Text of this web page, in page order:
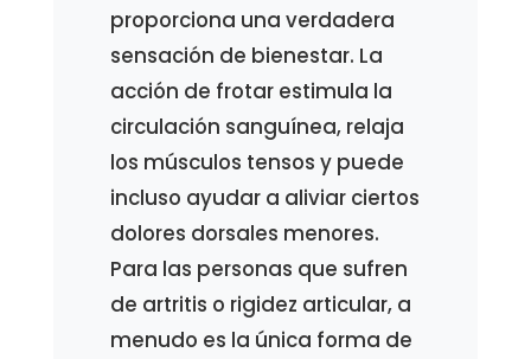
proporciona una verdadera
sensación de bienestar. La
acción de frotar estimula la
circulación sanguínea, relaja
los músculos tensos y puede
incluso ayudar a aliviar ciertos
dolores dorsales menores.
Para las personas que sufren
de artritis o rigidez articular, a
menudo es la única forma de